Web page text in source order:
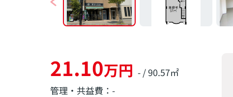
21.10万円 - / 90.57㎡
管理・共益費：-